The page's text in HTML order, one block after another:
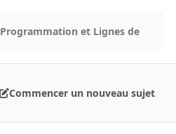
Programmation et Lignes de
Commencer un nouveau sujet